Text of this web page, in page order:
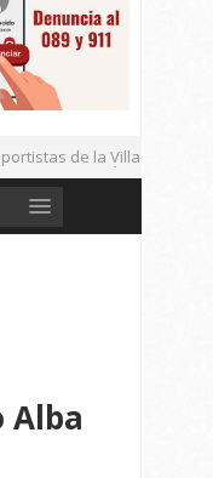
de la Villa.
Las Águilas.
Alba